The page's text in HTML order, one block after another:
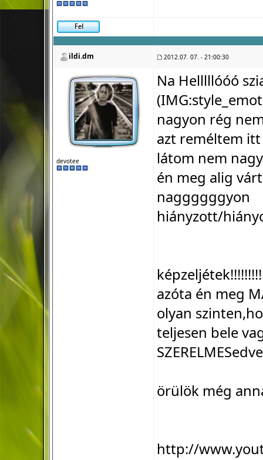
ildi.dm 2012.07. 07. - 21:00:30
devotee
Na Helllllóóó
(IMG:
nagyon rég
azt reméltem itt
látom nem
én meg alig
naggggggyon
hiányzott/
azóta én meg
olyan
teljesen bele
örülök még
http://